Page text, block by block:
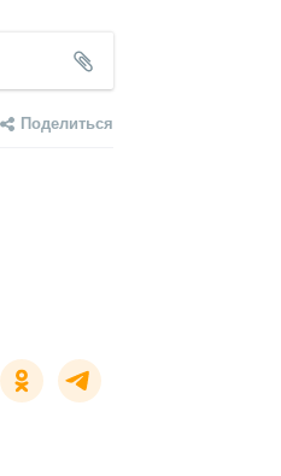
Поделиться